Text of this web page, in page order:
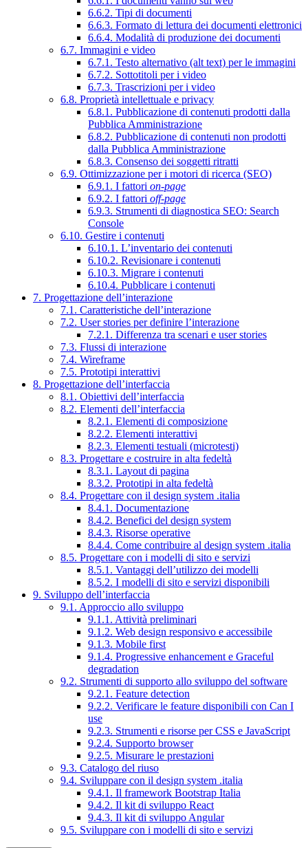
6.6.2. Tipi di documenti
6.6.3. Formato di lettura dei documenti elettronici
6.6.4. Modalità di produzione dei documenti
6.7. Immagini e video
6.7.1. Testo alternativo (alt text) per le immagini
6.7.2. Sottotitoli per i video
6.7.3. Trascrizioni per i video
6.8. Proprietà intellettuale e privacy
6.8.1. Pubblicazione di contenuti prodotti dalla
Pubblica Amministrazione
6.8.2. Pubblicazione di contenuti non prodotti
dalla Pubblica Amministrazione
6.8.3. Consenso dei soggetti ritratti
6.9. Ottimizzazione per i motori di ricerca (SEO)
6.9.1. I fattori on-page
6.9.2. I fattori off-page
6.9.3. Strumenti di diagnostica SEO: Search
Console
6.10. Gestire i contenuti
6.10.1. L’inventario dei contenuti
6.10.2. Revisionare i contenuti
6.10.3. Migrare i contenuti
6.10.4. Pubblicare i contenuti
7. Progettazione dell’interazione
7.1. Caratteristiche dell’interazione
7.2. User stories per definire l’interazione
7.2.1. Differenza tra scenari e user stories
7.3. Flussi di interazione
7.4. Wireframe
7.5. Prototipi interattivi
8. Progettazione dell’interfaccia
8.1. Obiettivi dell’interfaccia
8.2. Elementi dell’interfaccia
8.2.1. Elementi di composizione
8.2.2. Elementi interattivi
8.2.3. Elementi testuali (microtesti)
8.3. Progettare e costruire in alta fedeltà
8.3.1. Layout di pagina
8.3.2. Prototipi in alta fedeltà
8.4. Progettare con il design system .italia
8.4.1. Documentazione
8.4.2. Benefici del design system
8.4.3. Risorse operative
8.4.4. Come contribuire al design system .italia
8.5. Progettare con i modelli di sito e servizi
8.5.1. Vantaggi dell’utilizzo dei modelli
8.5.2. I modelli di sito e servizi disponibili
9. Sviluppo dell’interfaccia
9.1. Approccio allo sviluppo
9.1.1. Attività preliminari
9.1.2. Web design responsivo e accessibile
9.1.3. Mobile first
9.1.4. Progressive enhancement e Graceful
degradation
9.2. Strumenti di supporto allo sviluppo del software
9.2.1. Feature detection
9.2.2. Verificare le feature disponibili con Can I
use
9.2.3. Strumenti e risorse per CSS e JavaScript
9.2.4. Supporto browser
9.2.5. Misurare le prestazioni
9.3. Catalogo del riuso
9.4. Sviluppare con il design system .italia
9.4.1. Il framework Bootstrap Italia
9.4.2. Il kit di sviluppo React
9.4.3. Il kit di sviluppo Angular
9.5. Sviluppare con i modelli di sito e servizi